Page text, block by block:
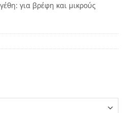
για βρέφη και μικρούς